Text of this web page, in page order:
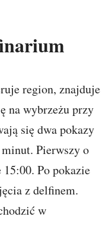
region, znajduje
na wybrzeżu przy
się dwa pokazy
Pierwszy o
Po pokazie
z delfinem.
w